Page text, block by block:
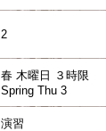
2
春 木曜日 ３時限
Spring Thu 3
演習